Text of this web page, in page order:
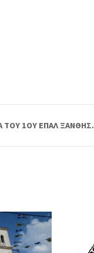
ΤΟΥ 1ΟΥ ΕΠΑΛ ΞΑΝΘΗΣ.